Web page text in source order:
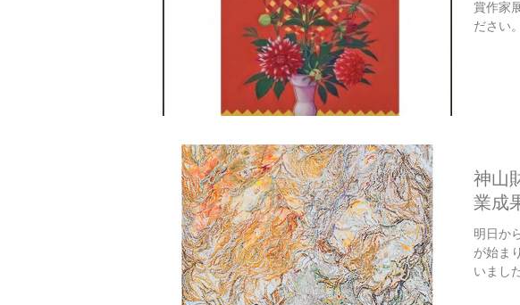
賞作家
ださい
神山
業成
明日か
が始まります。 大学院在学
いました神